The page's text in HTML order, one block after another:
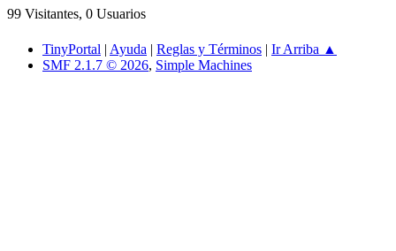
99 Visitantes, 0 Usuarios
TinyPortal | Ayuda | Reglas y Términos | Ir Arriba ▲
SMF 2.1.7 © 2026, Simple Machines